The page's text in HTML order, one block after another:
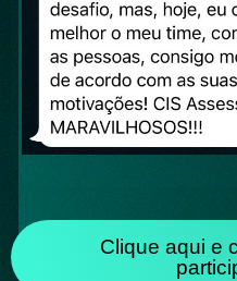
Clique aqui e